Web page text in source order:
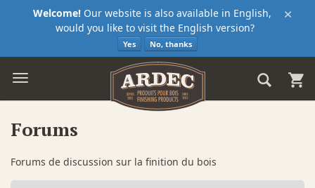
×
Welcome! Our website is also available in English,
would you like to visit the English version?
Yes No, thanks
Forums
Forums de discussion sur la finition du bois